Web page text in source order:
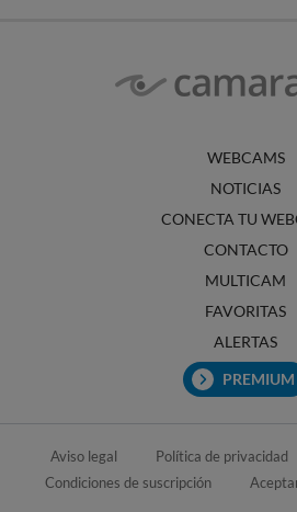
WEBCAMS
NOTICIAS
CONECTA TU
CONTACTO
MULTICAM
FAVORITAS
ALERTAS
PREMIUM
Aviso legal Política de privacidad
Condiciones de suscripción